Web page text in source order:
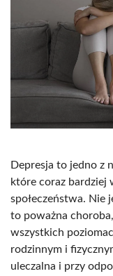
Depresja to jedno z
które coraz bardziej
społeczeństwa. Nie
to poważna
wszystkich
rodzinnym i
uleczalna i przy